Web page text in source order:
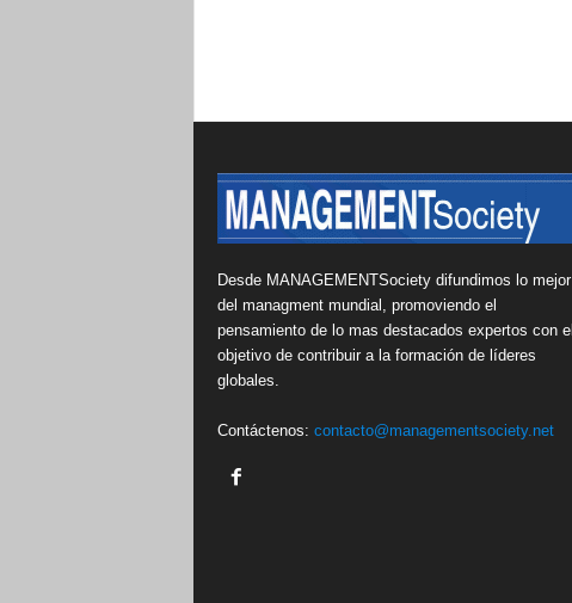
Desde MANAGEMENTSociety difundimos lo mejor
del managment mundial, promoviendo el
pensamiento de lo mas destacados expertos con el
objetivo de contribuir a la formación de líderes
globales.
Contáctenos: contacto@managementsociety.net